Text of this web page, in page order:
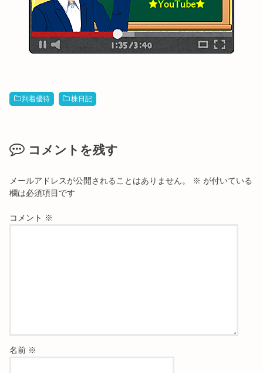
到着優待 株日記
コメントを残す
メールアドレスが公開されることはありません。 ※ が付いている
欄は必須項目です
コメント ※
名前 ※